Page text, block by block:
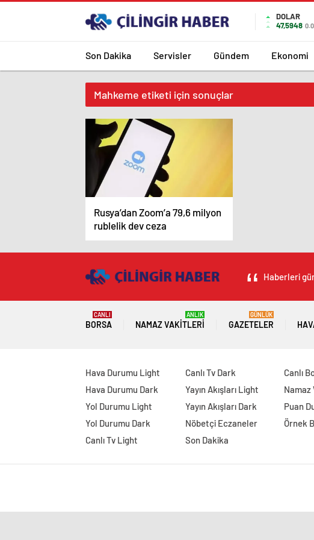
DOLAR
47,5948
Son Dakika Servisler Gündem Ekonomi
Mahkeme etiketi için sonuçlar
Rusya’dan Zoom’a 79,6 milyon
rublelik dev ceza
Haberleri
BORSA
CANLI
NAMAZ VAKITLERI
ANLIK
GAZETELER
GÜNLÜK
Hava Durumu Light
Hava Durumu Dark
Yol Durumu Light
Yol Durumu Dark
Canlı Tv Light
Canlı Tv Dark
Yayın Akışları Light
Yayın Akışları Dark
Nöbetçi Eczaneler
Son Dakika
Canlı
Puan
Örnek